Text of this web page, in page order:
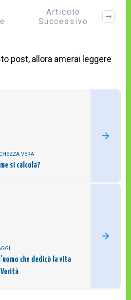
Articolo
Successivo
post, allora amerai leggere
VERA
si calcola?
che dedicò la vita